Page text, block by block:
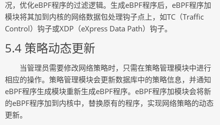
况，优化eBPF程序的过滤逻辑。生成eBPF程序后，eBPF程序加
模块将其加到内核的网络数据包处理钩子点上，如TC（Traffic
Control）钩子或XDP（eXpress Data Path）钩子。
5.4 策略动态更新
当管理员需要修改网络策略时，只需在策略管理模块中进行
相应的操作。策略管理模块会更新数据库中的策略信息，并通知
eBPF程序生成模块重新生成eBPF程序。eBPF程序加模块会将新
的eBPF程序加到内核中，替换原有的程序，实现网络策略的动态
更新。